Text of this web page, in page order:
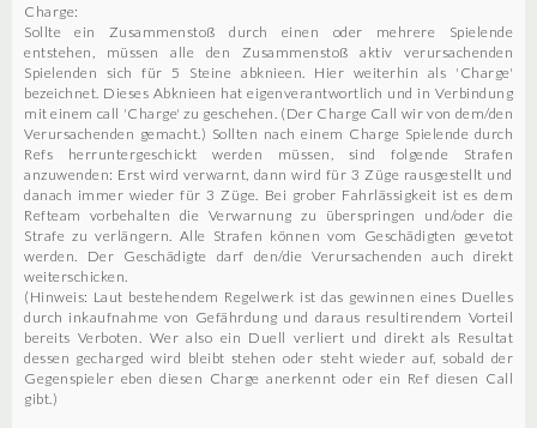
Charge:
Sollte ein Zusammenstoß durch einen oder mehrere Spielende
entstehen, müssen alle den Zusammenstoß aktiv verursachenden
Spielenden sich für 5 Steine abknieen. Hier weiterhin als 'Charge'
bezeichnet. Dieses Abknieen hat eigenverantwortlich und in Verbindung
mit einem call 'Charge' zu geschehen. (Der Charge Call wir von dem/den
Verursachenden gemacht.) Sollten nach einem Charge Spielende durch
Refs herruntergeschickt werden müssen, sind folgende Strafen
anzuwenden: Erst wird verwarnt, dann wird für 3 Züge rausgestellt und
danach immer wieder für 3 Züge. Bei grober Fahrlässigkeit ist es dem
Refteam vorbehalten die Verwarnung zu überspringen und/oder die
Strafe zu verlängern. Alle Strafen können vom Geschädigten gevetot
werden. Der Geschädigte darf den/die Verursachenden auch direkt
weiterschicken.
(Hinweis: Laut bestehendem Regelwerk ist das gewinnen eines Duelles
durch inkaufnahme von Gefährdung und daraus resultirendem Vorteil
bereits Verboten. Wer also ein Duell verliert und direkt als Resultat
dessen gecharged wird bleibt stehen oder steht wieder auf, sobald der
Gegenspieler eben diesen Charge anerkennt oder ein Ref diesen Call
gibt.)